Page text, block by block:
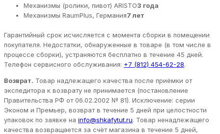
Механизмы (ролики, пивот) ARISTO3 года
Механизмы RaumPlus, Германия7 лет
Гарантийный срок исчисляется с момента сборки в помещении
покупателя. Недостатки, обнаруженные в товаре (в том числе в
процессе сборки), устраняются бесплатно в течение 45 дней.
Телефон сервисного обслуживания: +7 (812) 454-62-28.
Возврат. Товар надлежащего качества после приёмки от
экспедитора к возврату не принимается (постановление
Правительства РФ от 06.02.2002 № 81). Исключение: серии
Эконом и Премьер, возврат в течение 5 дней при целостности
упаковок по заявке на info@shkafytut.ru. Товар ненадлежащего
качества возвращается за счёт магазина в течение 5 дней,